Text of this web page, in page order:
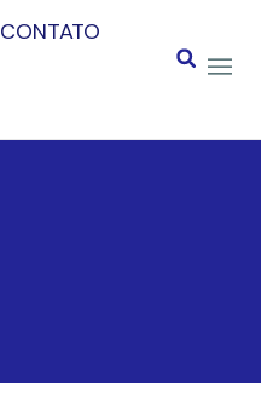
CONTATO